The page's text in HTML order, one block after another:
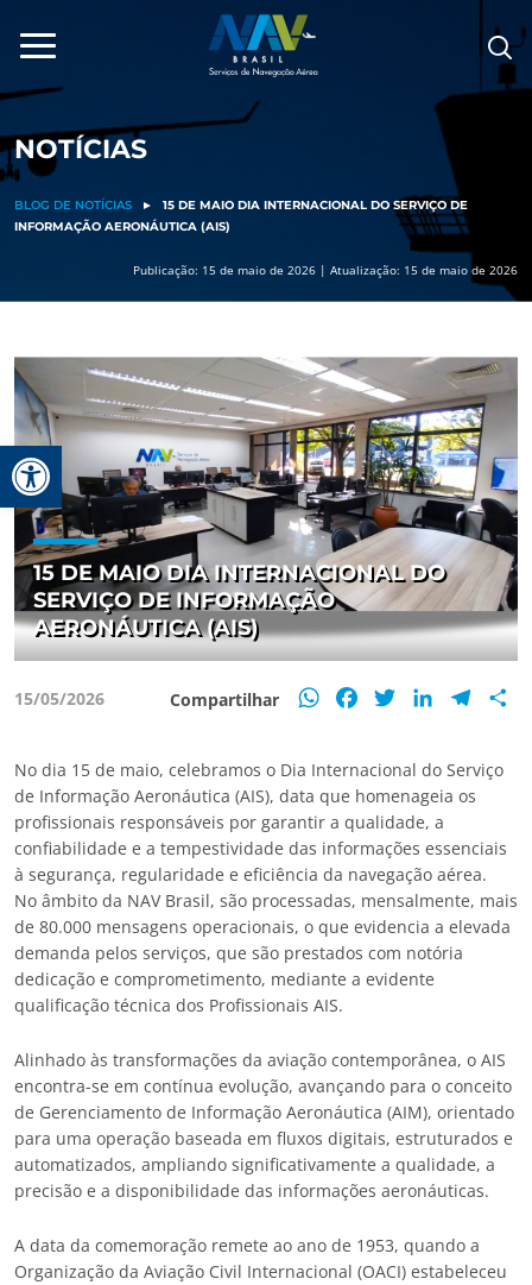
Barra de Ferramentas Aberta
para
conteúdo
NOTÍCIAS
BLOG DE NOTÍCIAS ►
15 DE MAIO DIA INTERNACIONAL DO SERVIÇO DE
INFORMAÇÃO AERONÁUTICA (AIS)
Publicação: 15 de maio de 2026 | Atualização: 15 de maio de 2026
15 DE MAIO DIA INTERNACIONAL DO
SERVIÇO DE INFORMAÇÃO
AERONÁUTICA (AIS)
15/05/2026 Compartilhar WhatsApp
FacebookTwitterLinkedIn
No dia 15 de maio, celebramos o Dia Internacional do Serviço
de Informação Aeronáutica (AIS), data que homenageia os
profissionais responsáveis por garantir a qualidade, a
confiabilidade e a tempestividade das informações essenciais
à segurança, regularidade e eficiência da navegação aérea.
No âmbito da NAV Brasil, são processadas, mensalmente, mais
de 80.000 mensagens operacionais, o que evidencia a elevada
demanda pelos serviços, que são prestados com notória
dedicação e comprometimento, mediante a evidente
qualificação técnica dos Profissionais AIS.
Alinhado às transformações da aviação contemporânea, o AIS
encontra-se em contínua evolução, avançando para o conceito
de Gerenciamento de Informação Aeronáutica (AIM), orientado
para uma operação baseada em fluxos digitais, estruturados e
automatizados, ampliando significativamente a qualidade, a
precisão e a disponibilidade das informações aeronáuticas.
A data da comemoração remete ao ano de 1953, quando a
Organização da Aviação Civil Internacional (OACI) estabeleceu